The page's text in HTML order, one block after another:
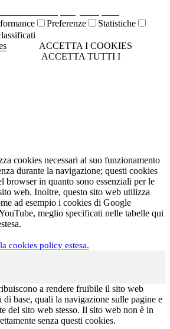
Preferenze
Statistiche
ACCETTA I COOKIES
ACCETTA TUTTI I
cookies necessari al suo funzionamento
durante la navigazione; questi cookies
browser in quanto sono essenziali per le
web. Inoltre, questo sito web utilizza
ad esempio i cookies di Google
meglio specificati nelle tabelle qui
cookies policy estesa.
a rendere fruibile il sito web
base, quali la navigazione sulle pagine e
del sito web stesso. Il sito web non è in
senza questi cookies.